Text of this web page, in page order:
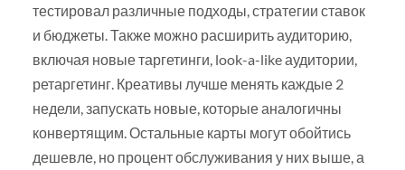
тестировал различные подходы, стратегии ставок
и бюджеты. Также можно расширить аудиторию,
включая новые таргетинги, look-a-like аудитории,
ретаргетинг. Креативы лучше менять каждые 2
недели, запускать новые, которые аналогичны
конвертящим. Остальные карты могут обойтись
дешевле, но процент обслуживания у них выше, а